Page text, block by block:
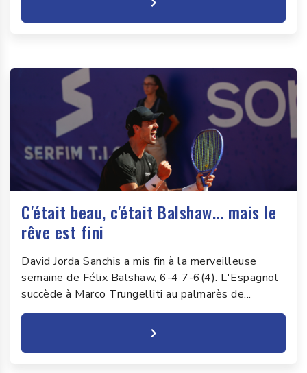
C'était beau, c'était Balshaw... mais le
rêve est fini
David Jorda Sanchis a mis fin à la merveilleuse
semaine de Félix Balshaw, 6-4 7-6(4). L'Espagnol
succède à Marco Trungelliti au palmarès de...